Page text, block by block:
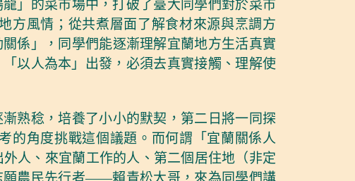
」的菜市場中，打破了臺大同學們對於菜市
方風情；從共煮層面了解食材來源與烹調方
係」，同學們能逐漸理解宜蘭地方生活真實
以人為本」出發，必須去真實接觸、理解使
熟稔，培養了小小的默契，第二日將一同探
的角度挑戰這個議題。而何謂「宜蘭關係人
人、來宜蘭工作的人、第二個居住地（非定
農民先行者——賴青松大哥，來為同學們講